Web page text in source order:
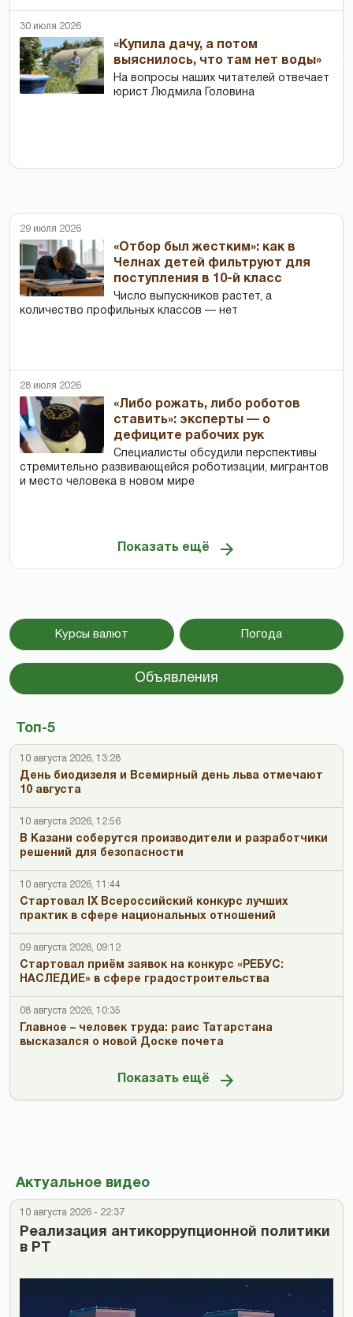
30 июля 2026
«Купила дачу, а потом
выяснилось, что там нет воды»
На вопросы наших читателей отвечает
юрист Людмила Головина
29 июля 2026
«Отбор был жестким»: как в
Челнах детей фильтруют для
поступления в 10-й класс
Число выпускников растет, а
количество профильных классов — нет
28 июля 2026
«Либо рожать, либо роботов
ставить»: эксперты — о
дефиците рабочих рук
Специалисты обсудили перспективы
стремительно развивающейся роботизации, мигрантов
и место человека в новом мире
Показать ещё
Курсы валют Погода
Объявления
Топ-5
10 августа 2026, 13:28
День биодизеля и Всемирный день льва отмечают
10 августа
10 августа 2026, 12:56
В Казани соберутся производители и разработчики
решений для безопасности
10 августа 2026, 11:44
Стартовал IX Всероссийский конкурс лучших
практик в сфере национальных отношений
09 августа 2026, 09:12
Стартовал приём заявок на конкурс «РЕБУС:
НАСЛЕДИЕ» в сфере градостроительства
08 августа 2026, 10:35
Главное – человек труда: раис Татарстана
высказался о новой Доске почета
Показать ещё
Актуальное видео
10 августа 2026 - 22:37
Реализация антикоррупционной политики
в РТ